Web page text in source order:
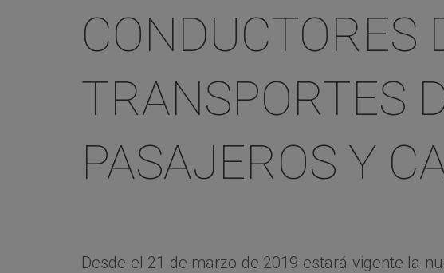
CONDUCTORES
TRANSPORTES
PASAJEROS Y
Desde el 21 de marzo de 2019 estará vigente la